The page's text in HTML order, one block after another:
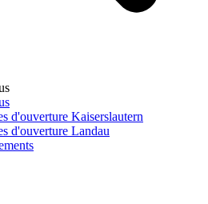
d'ouverture Kaiserslautern
d'ouverture Landau